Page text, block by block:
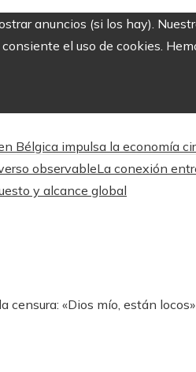
anuncios (si los hay).
el uso de cookies.
Bélgica impulsa la economía
observableLa conexión
y alcance global
censura: «Dios mío, están locos»